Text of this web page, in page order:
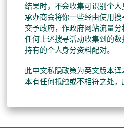
结果时，不会收集可识别个
承办商会将你一些经由使用
交予政府，作政府网站流量
任何上述搜寻活动收集到的
持有的个人身分资料配对。
此中文私隐政策为英文版本
本有任何抵触或不相符之处，